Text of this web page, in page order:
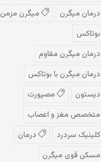
درمان میگرن
میگرن مزمن
بوتاکس
درمان میگرن مقاوم
درمان میگرن با بوتاکس
دیستون
مصپورت
متخصص مغز و اعصاب
کلینیک سردرد
درمان
مسکن قوی میگرن